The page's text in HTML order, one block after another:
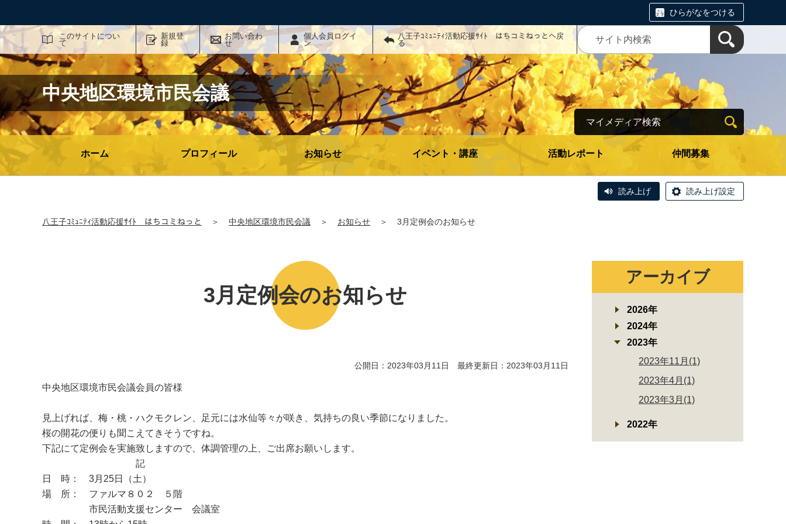
ひらがなをつける
このサイトについ
て
新規登
録
お問い合わ
せ
個人会員ログイ
ン
八王子ｺﾐｭﾆﾃｨ活動応援ｻｲﾄ はちコミねっとへ戻
る
サイト内検索
中央地区環境市民会議
ホーム プロフィール お知らせ イベント・講座 活動レポート 仲間募集
マイメディア検索
読み上げ 読み上げ設定
八王子ｺﾐｭﾆﾃｨ活動応援ｻｲﾄ はちコミねっと ＞ 中央地区環境市民会議 ＞ お知らせ ＞ 3月定例会のお知らせ
3月定例会のお知らせ
公開日：2023年03月11日 最終更新日：2023年03月11日
中央地区環境市民会議会員の皆様
見上げれば、梅・桃・ハクモクレン、足元には水仙等々が咲き、気持ちの良い季節になりました。
桜の開花の便りも聞こえてきそうですね。
下記にて定例会を実施致しますので、体調管理の上、ご出席お願いします。
記
日 時： 3月25日（土）
場 所： ファルマ８０２ ５階
市民活動支援センター 会議室
アーカイブ
2026年
2024年
2023年
2023年11月(1)
2023年4月(1)
2023年3月(1)
2022年